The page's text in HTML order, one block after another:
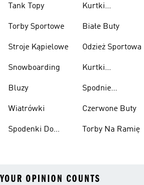
Tank Topy
Torby Sportowe
Stroje Kąpielowe
Snowboarding
Bluzy
Wiatrówki
Spodenki Do
Kurtki
Białe Buty
Odzież Sportowa
Kurtki
Spodnie
Czerwone Buty
Torby Na Ramię
YOUR OPINION COUNTS